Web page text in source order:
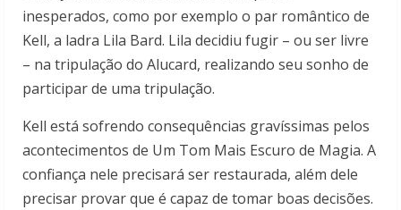
inesperados, como por exemplo o par romântico de
Kell, a ladra Lila Bard. Lila decidiu fugir – ou ser livre
– na tripulação do Alucard, realizando seu sonho de
participar de uma tripulação.
Kell está sofrendo consequências gravíssimas pelos
acontecimentos de Um Tom Mais Escuro de Magia. A
confiança nele precisará ser restaurada, além dele
precisar provar que é capaz de tomar boas decisões.